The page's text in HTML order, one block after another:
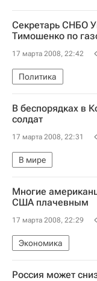
Секретарь СНБО
Тимошенко по
17 марта 2008, 22:42
Политика
В беспорядках в
солдат
17 марта 2008, 22:31
В мире
Обострение
Многие
США плачевным
17 марта 2008, 22:29
Экономика
Россия может